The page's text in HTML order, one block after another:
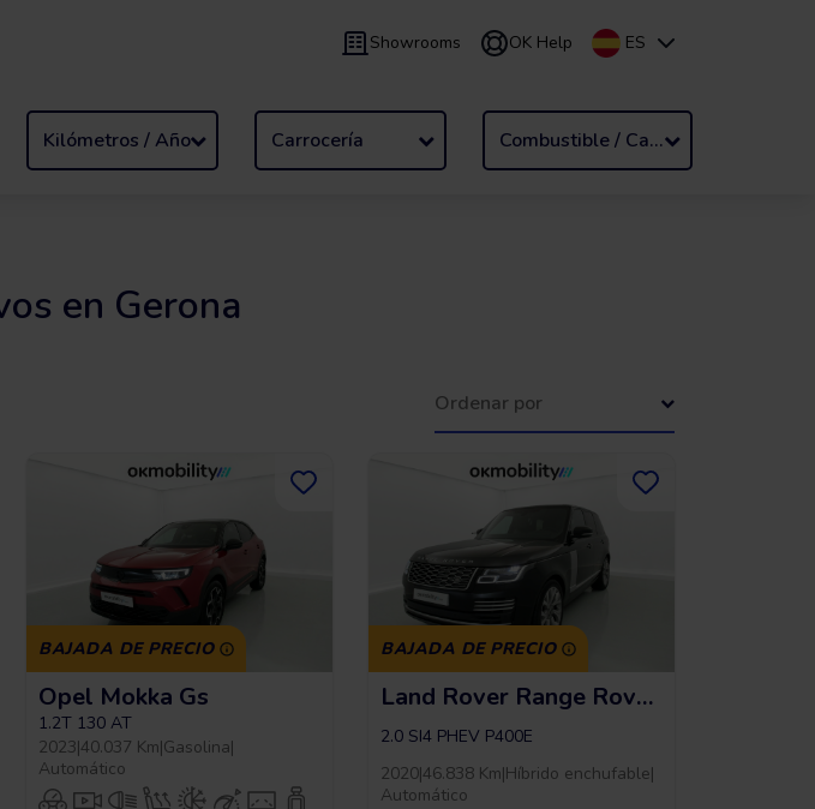
Showrooms OK Help ES
Kilómetros / Año Carrocería Combustible / Cambio
en Gerona
Ordenar por
BAJADA DE PRECIO
Opel Mokka Gs
1.2T 130 AT
2023|40.037 Km|Gasolina|
Automático
BAJADA DE PRECIO
Land Rover Range Rover Autobiography
2.0 SI4 PHEV P400E
2020|46.838 Km|Híbrido enchufable|
Automático